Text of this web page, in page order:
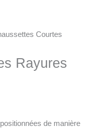
Courtes
Rayures
de manière